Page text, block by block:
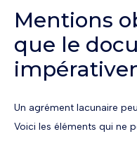
Mentions
que le
Un agrément lacunaire
Voici les éléments qui ne